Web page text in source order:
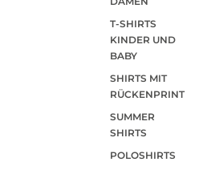
T-SHIRTS
KINDER UND
BABY
SHIRTS MIT
RÜCKENPRINT
SUMMER
SHIRTS
POLOSHIRTS